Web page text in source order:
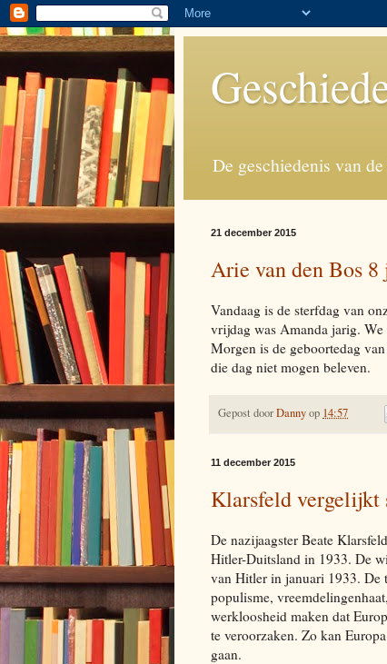
De geschiedenis van
21 december 2015
Arie van den Bos 8
Vandaag is de sterfdag van
vrijdag was Amanda jarig.
Morgen is de geboortedag
die dag niet mogen beleven.
Gepost doorDannyop 14:57
11 december 2015
Klarsfeld vergelijkt
De nazijaagster Beate
Hitler-Duitsland in 1933. De
van Hitler in januari 1933. De
populisme,
werkloosheid maken dat
te veroorzaken. Zo kan
gaan.